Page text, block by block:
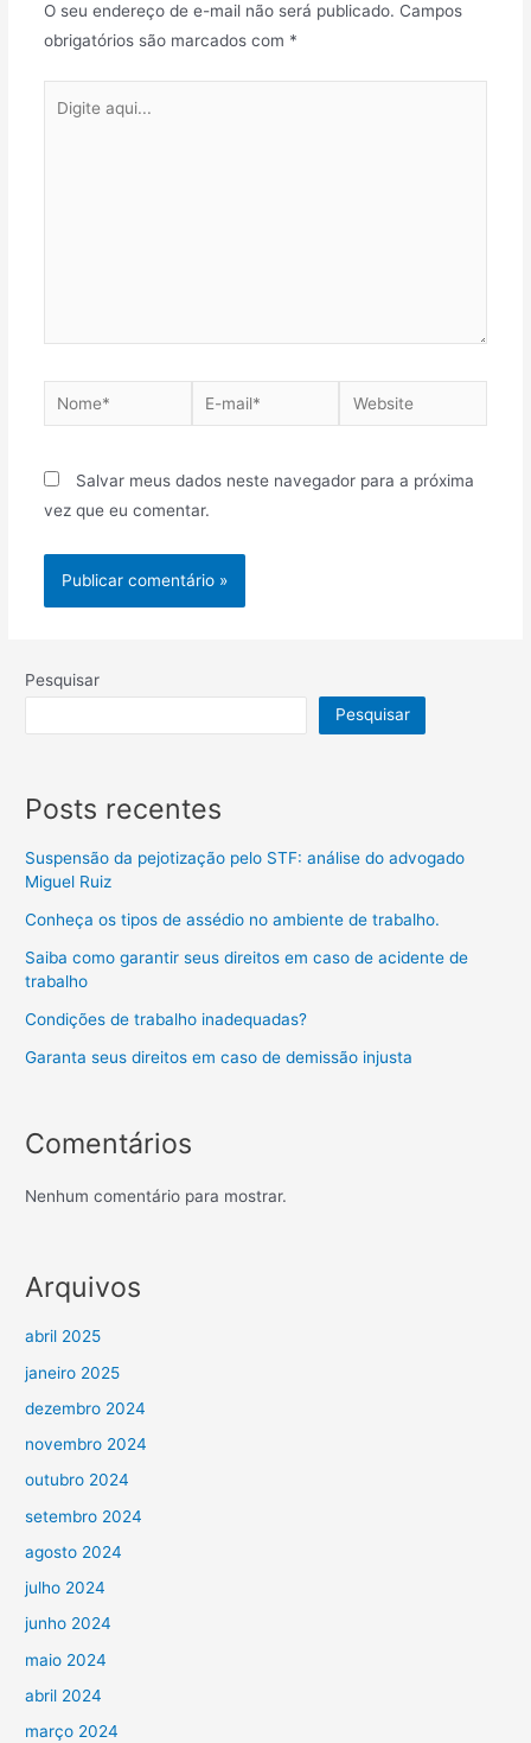
O seu endereço de e-mail não será publicado. Campos
obrigatórios são marcados com *
Salvar meus dados neste navegador para a próxima
vez que eu comentar.
Pesquisar
Pesquisar
Posts recentes
Suspensão da pejotização pelo STF: análise do advogado
Miguel Ruiz
Conheça os tipos de assédio no ambiente de trabalho.
Saiba como garantir seus direitos em caso de acidente de
trabalho
Condições de trabalho inadequadas?
Garanta seus direitos em caso de demissão injusta
Comentários
Nenhum comentário para mostrar.
Arquivos
abril 2025
janeiro 2025
dezembro 2024
novembro 2024
outubro 2024
setembro 2024
agosto 2024
julho 2024
junho 2024
maio 2024
abril 2024
março 2024